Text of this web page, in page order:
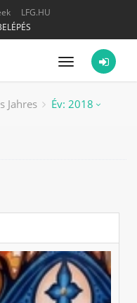
LFG.HU
Menü
Jahres Év: 2018